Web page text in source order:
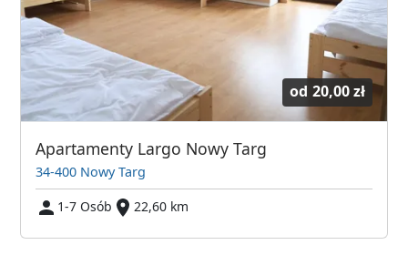
od 20,00 zł
Apartamenty Largo Nowy Targ
34-400 Nowy Targ
1-7 Osób
22,60 km